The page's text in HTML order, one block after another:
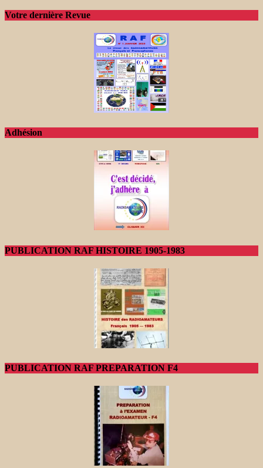
Votre dernière Revue
Adhésion
PUBLICATION RAF HISTOIRE 1905-1983
PUBLICATION RAF PREPARATION F4